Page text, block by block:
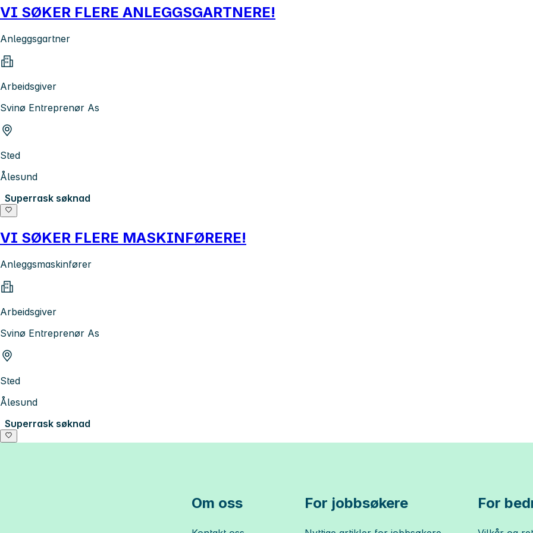
VI SØKER FLERE ANLEGGSGARTNERE!
Anleggsgartner
Arbeidsgiver
Svinø Entreprenør As
Sted
Ålesund
Superrask søknad
VI SØKER FLERE MASKINFØRERE!
Anleggsmaskinfører
Arbeidsgiver
Svinø Entreprenør As
Sted
Ålesund
Superrask søknad
Om oss For jobbsøkere For